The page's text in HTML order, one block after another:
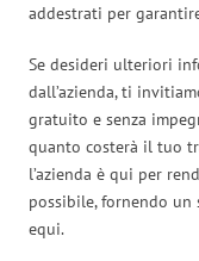
addestrati per
Se desideri ulteriori
dall’azienda, ti
gratuito e senza
quanto costerà il tuo
l’azienda è qui per
possibile, fornendo un
equi.